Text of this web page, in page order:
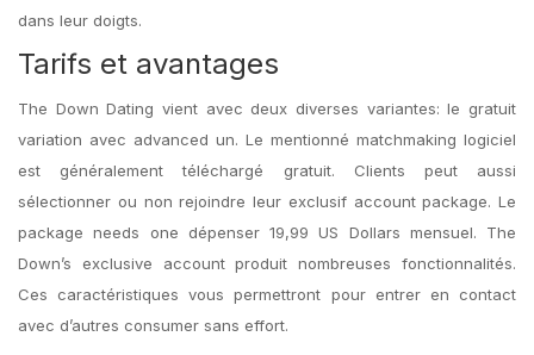
dans leur doigts.
Tarifs et avantages
The Down Dating vient avec deux diverses variantes: le gratuit
variation avec advanced un. Le mentionné matchmaking logiciel
est généralement téléchargé gratuit. Clients peut aussi
sélectionner ou non rejoindre leur exclusif account package. Le
package needs one dépenser 19,99 US Dollars mensuel. The
Down’s exclusive account produit nombreuses fonctionnalités.
Ces caractéristiques vous permettront pour entrer en contact
avec d’autres consumer sans effort.